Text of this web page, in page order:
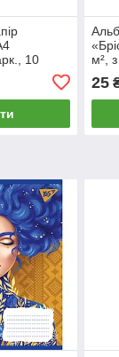
10
м²,
25